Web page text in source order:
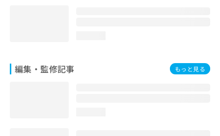
編集・監修記事 もっと見る